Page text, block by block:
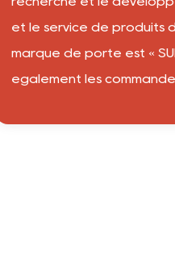
et le service de produits
marque de porte est «
également les